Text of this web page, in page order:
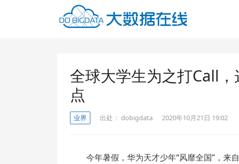
全球大学生为之打Call，
点
业界 出处： dobigdata 2020年10月21日 19:02
今年暑假，华为天才少年“风靡全国”，来